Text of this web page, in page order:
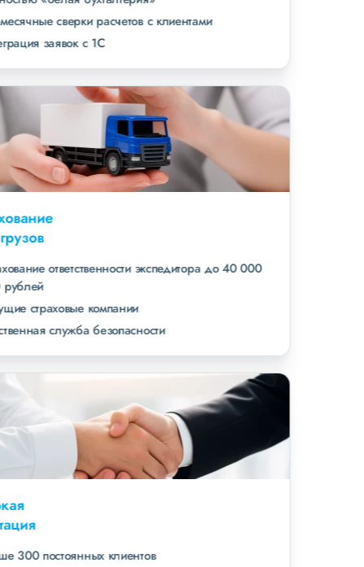
ежемесячные сверки расчетов с клиентами
интеграция заявок с 1С
Страхование
всех грузов
страхование ответственности экспедитора до 40 000
000 рублей
ведущие страховые компании
собственная служба безопасности
репутация
свыше 300 постоянных клиентов